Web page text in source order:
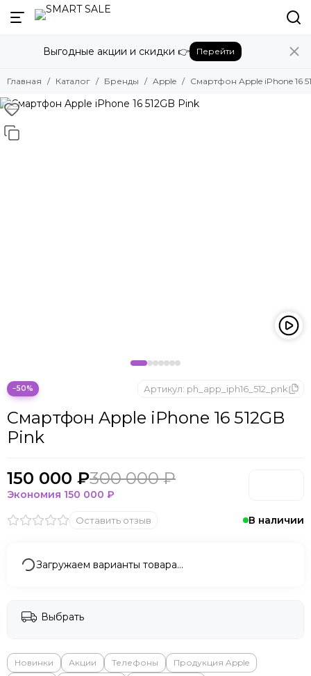
Назад
Бренды
Amazon
Apple
Bose
ONYX BOOX
Oukitel
Pico
POCO
Sony
Valve
Whoop
ZTE
Выгодные акции и скидки 👉 Перейти
Главная Каталог Бренды Apple Смартфон Apple iPhone 16
−50%
В наличии
Смартфон Apple iPhone 16 512GB
Pink
Артикул: ph_app_iph16_512_pnk
Оставить отзыв
150 000 ₽300 000 ₽
Экономия 150 000 ₽
Загружаем варианты товара…
Выбрать
Новинки Акции Телефоны
Продукция Apple